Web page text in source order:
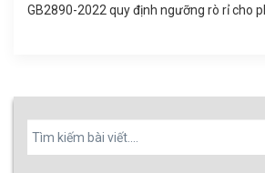
GB2890-2022 quy định ngưỡng rò rỉ cho